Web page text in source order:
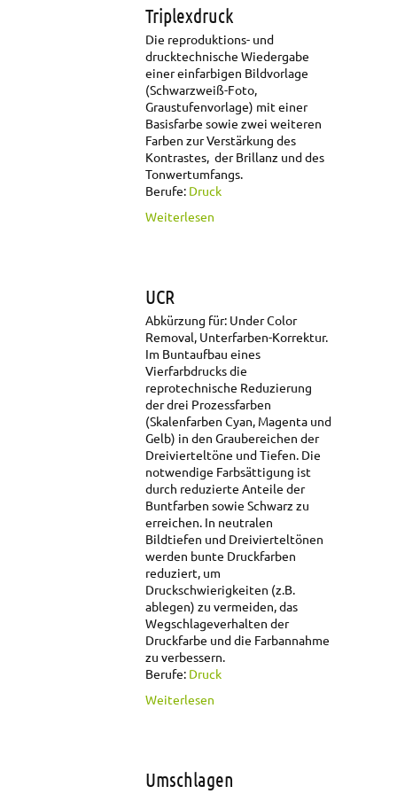
Triplexdruck
Die reproduktions- und
drucktechnische Wiedergabe
einer einfarbigen Bildvorlage
(Schwarzweiß-Foto,
Graustufenvorlage) mit einer
Basisfarbe sowie zwei weiteren
Farben zur Verstärkung des
Kontrastes, der Brillanz und des
Tonwertumfangs.
Berufe: Druck
Weiterlesen
UCR
Abkürzung für: Under Color
Removal, Unterfarben-Korrektur.
Im Buntaufbau eines
Vierfarbdrucks die
reprotechnische Reduzierung
der drei Prozessfarben
(Skalenfarben Cyan, Magenta und
Gelb) in den Graubereichen der
Dreivierteltöne und Tiefen. Die
notwendige Farbsättigung ist
durch reduzierte Anteile der
Buntfarben sowie Schwarz zu
erreichen. In neutralen
Bildtiefen und Dreivierteltönen
werden bunte Druckfarben
reduziert, um
Druckschwierigkeiten (z.B.
ablegen) zu vermeiden, das
Wegschlageverhalten der
Druckfarbe und die Farbannahme
zu verbessern.
Berufe: Druck
Weiterlesen
Umschlagen